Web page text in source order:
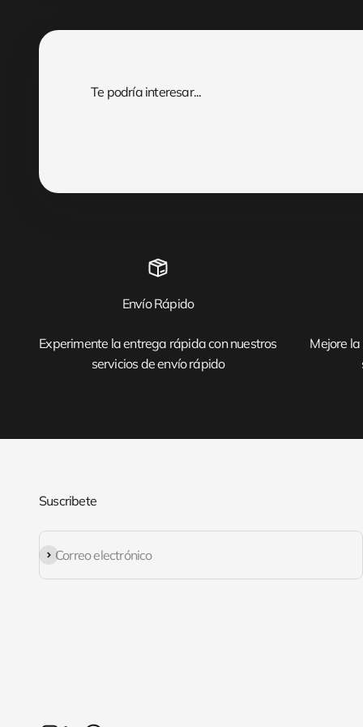
Envío Rápido
Experimente la entrega rápida con nuestros
servicios de envío rápido
Mejore
Suscribete
Correo electrónico
Suscribirse